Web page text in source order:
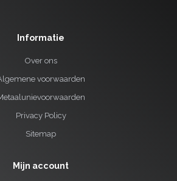
Informatie
Over ons
voorwaarden
Privacy Policy
Sitemap
Mijn account